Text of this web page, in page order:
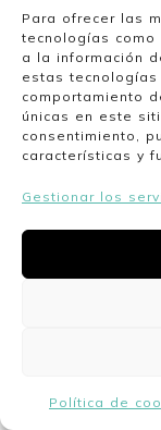
Para ofrecer las
tecnologías como
a la información
estas
comportamiento
únicas en este
consentimiento,
características y
Gestionar los
Política de